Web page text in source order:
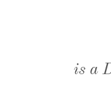
is a